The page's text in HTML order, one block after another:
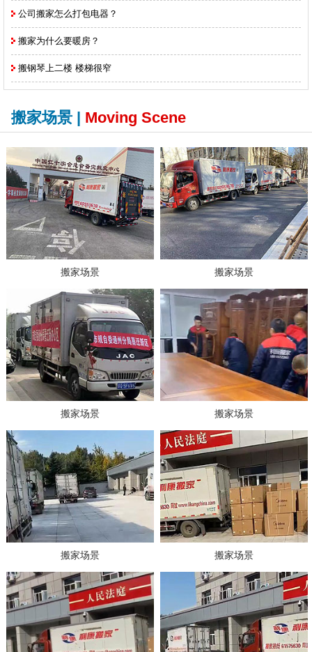
公司搬家怎么打包电器？
搬家为什么要暖房？
搬钢琴上二楼 楼梯很窄
搬家场景 | Moving Scene
搬家场景 搬家场景
搬家场景 搬家场景
搬家场景 搬家场景